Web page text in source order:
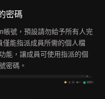
密碼
號，預設請勿給予所有人完
能指派成員所需的個人檔
能，讓成員可使用指派的個
密碼。